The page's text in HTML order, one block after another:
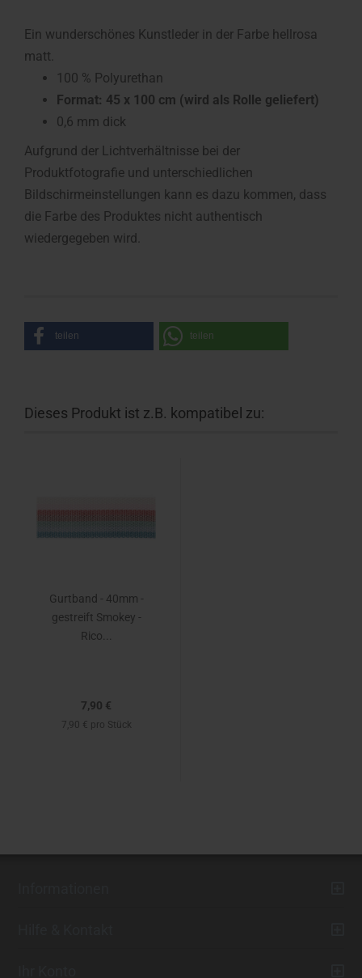
Ein wunderschönes Kunstleder in der Farbe hellrosa
matt.
100 % Polyurethan
Format: 45 x 100 cm (wird als Rolle geliefert)
0,6 mm dick
Aufgrund der Lichtverhältnisse bei der
Produktfotografie und unterschiedlichen
Bildschirmeinstellungen kann es dazu kommen, dass
die Farbe des Produktes nicht authentisch
wiedergegeben wird.
teilen teilen
Dieses Produkt ist z.B. kompatibel zu:
Gurtband - 40mm -
gestreift Smokey -
Rico...
7,90 €
7,90 € pro Stück